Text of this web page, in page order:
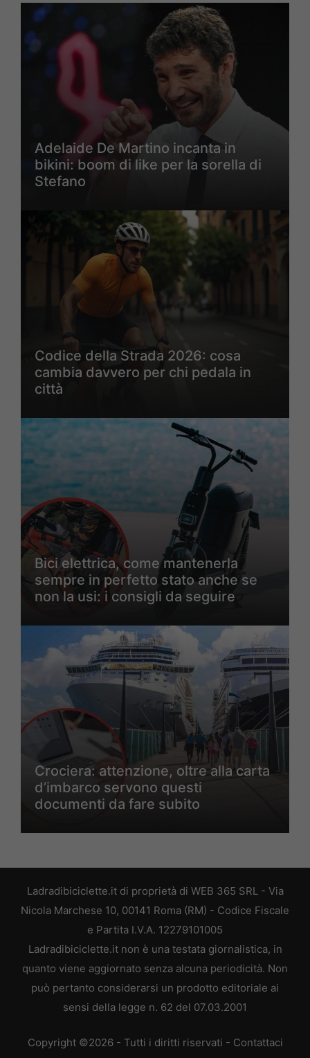
Adelaide De Martino incanta in
bikini: boom di like per la sorella di
Stefano
Codice della Strada 2026: cosa
cambia davvero per chi pedala in
città
Bici elettrica, come mantenerla
sempre in perfetto stato anche se
non la usi: i consigli da seguire
Crociera: attenzione, oltre alla carta
d’imbarco servono questi
documenti da fare subito
Ladradibiciclette.it di proprietà di WEB 365 SRL - Via
Nicola Marchese 10, 00141 Roma (RM) - Codice Fiscale
e Partita I.V.A. 12279101005
Ladradibiciclette.it non è una testata giornalistica, in
quanto viene aggiornato senza alcuna periodicità. Non
può pertanto considerarsi un prodotto editoriale ai
sensi della legge n. 62 del 07.03.2001
Copyright ©2026 - Tutti i diritti riservati - Contattaci